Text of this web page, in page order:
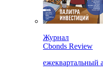
Журнал
Cbonds Review
ежеквартальный